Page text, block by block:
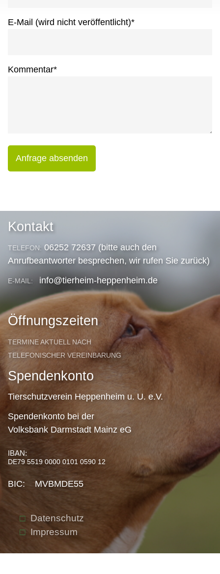
E-Mail (wird nicht veröffentlicht)*
Kommentar*
Anfrage absenden
Kontakt
TELEFON: 06252 72637 (bitte auch den
Anrufbeantworter besprechen, wir rufen Sie zurück)
E-MAIL: info@tierheim-heppenheim.de
Öffnungszeiten
TERMINE AKTUELL NACH
TELEFONISCHER VEREINBARUNG
Spendenkonto
Tierschutzverein Heppenheim u. U. e.V.
Spendenkonto bei der
Volksbank Darmstadt Mainz eG
IBAN:
DE79 5519 0000 0101 0590 12
BIC: MVBMDE55
Datenschutz
Impressum